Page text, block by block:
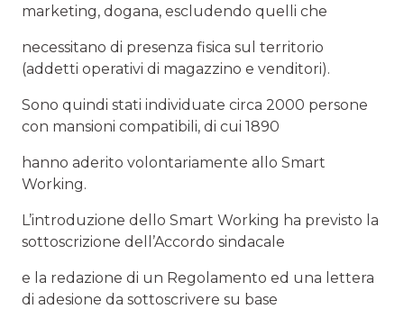
marketing, dogana, escludendo quelli che
necessitano di presenza fisica sul territorio
(addetti operativi di magazzino e venditori).
Sono quindi stati individuate circa 2000 persone
con mansioni compatibili, di cui 1890
hanno aderito volontariamente allo Smart
Working.
L’introduzione dello Smart Working ha previsto la
sottoscrizione dell’Accordo sindacale
e la redazione di un Regolamento ed una lettera
di adesione da sottoscrivere su base